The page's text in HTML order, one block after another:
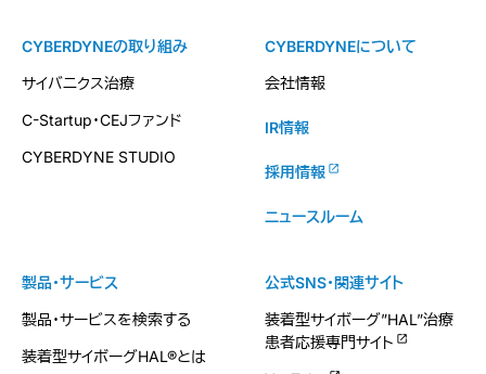
製品・サービス
製品・サービスを検索する
装着型サイボーグHAL®とは
CYBERDYNEの取り組み
サイバニクス治療
C-Startup・CEJファンド
CYBERDYNE STUDIO
CYBERDYNEについて
会社情報
IR情報
採用情報
ニュースルーム
公式SNS・関連サイト
装着型サイボーグ”HAL”治療
患者応援専門サイト